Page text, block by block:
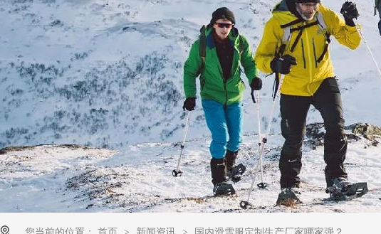
您当前的位置： 首页 新闻资讯 国内滑雪服定制生产厂家哪家强？